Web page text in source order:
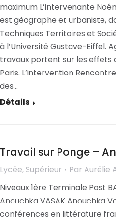
maximum L’intervenante
est géographe et urbaniste,
Techniques Territoires et
à l’Université Gustave-Eiffel.
travaux portent sur les effets
Paris. L’intervention
des…
Détails
Travail sur Ponge –
Lycée, Supérieur Par Aurélie
Niveaux 1ère Terminale Post
Anouchka VASAK Anouchka
conférences en littérature